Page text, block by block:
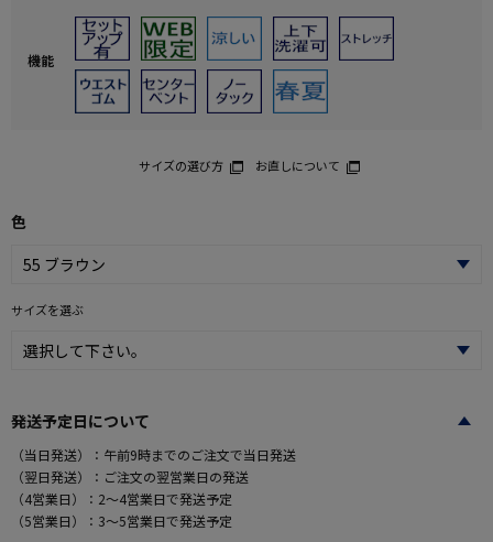
機能
サイズの選び方 お直しについて
色
サイズを選ぶ
発送予定日について
（当日発送）：午前9時までのご注文で当日発送
（翌日発送）：ご注文の翌営業日の発送
（4営業日）：2～4営業日で発送予定
（5営業日）：3～5営業日で発送予定